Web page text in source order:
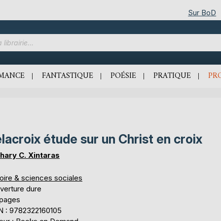
Sur BoD
FANTASTIQUE POÉSIE PRATIQUE
étude sur un Christ en croix
C. Xintaras
& sciences sociales
dure
: 9782322160105